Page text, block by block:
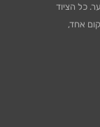
כל הציוד
אחד,